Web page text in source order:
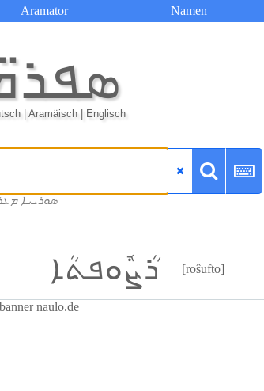
Aramator Namen
| Aramäisch | Englisch
ܣܘܪܝܝܐ
ܪܳܨܽܘܦܬܳܐ [roŝufto]